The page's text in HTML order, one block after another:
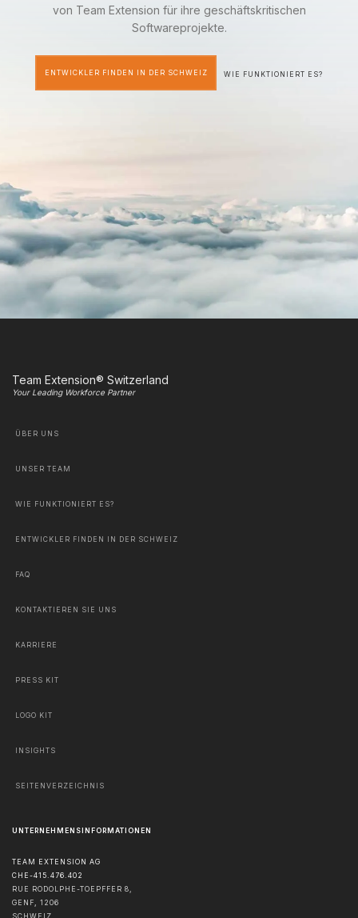
von Team Extension für ihre geschäftskritischen
Softwareprojekte.
ENTWICKLER FINDEN IN DER SCHWEIZ WIE FUNKTIONIERT ES?
Team Extension® Switzerland
Your Leading Workforce Partner
ÜBER UNS
UNSER TEAM
WIE FUNKTIONIERT ES?
ENTWICKLER FINDEN IN DER SCHWEIZ
FAQ
KONTAKTIEREN SIE UNS
KARRIERE
PRESS KIT
LOGO KIT
INSIGHTS
SEITENVERZEICHNIS
UNTERNEHMENSINFORMATIONEN
TEAM EXTENSION AG
CHE-415.476.402
RUE RODOLPHE-TOEPFFER 8,
GENF, 1206